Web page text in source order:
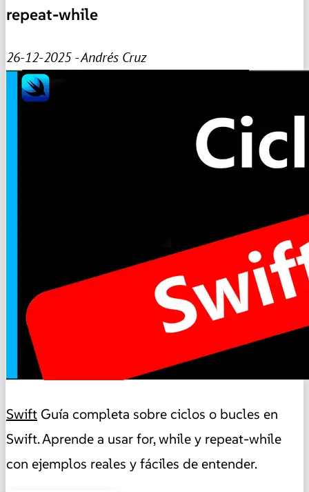
repeat-while
26-12-2025 - Andrés Cruz
Swift Guía completa sobre ciclos o bucles en
Swift. Aprende a usar for, while y repeat-while
con ejemplos reales y fáciles de entender.